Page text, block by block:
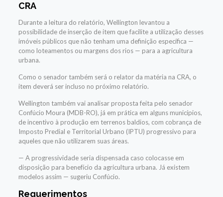
CRA
Durante a leitura do relatório, Wellington levantou a
possibilidade de inserção de item que facilite a utilização desses
imóveis públicos que não tenham uma definição específica —
como loteamentos ou margens dos rios — para a agricultura
urbana.
Como o senador também será o relator da matéria na CRA, o
item deverá ser incluso no próximo relatório.
Wellington também vai analisar proposta feita pelo senador
Confúcio Moura (MDB-RO), já em prática em alguns municípios,
de incentivo à produção em terrenos baldios, com cobrança de
Imposto Predial e Territorial Urbano (IPTU) progressivo para
aqueles que não utilizarem suas áreas.
— A progressividade seria dispensada caso colocasse em
disposição para benefício da agricultura urbana. Já existem
modelos assim — sugeriu Confúcio.
Requerimentos